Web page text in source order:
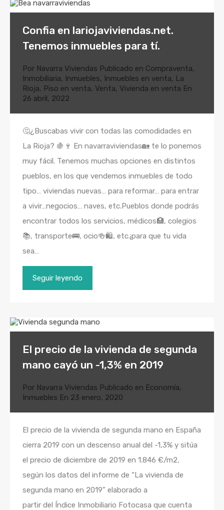
Confia en lariojaviviendas.net.
Tenemos inmuebles para tí.
Por Navarra Viviendas Publicado en Compraventa,
Inmobiliaria, Inmuebles, Inmuebles en venta, La
Rioja, Piso en venta, Venta, Vivienda en venta En
26 abril, 2022
🤔¿Buscabas vivir con todas las comodidades en
La Rioja? 🍇🍷 En navarraviviendas🏡 te lo ponemos
muy fácil. Tenemos muchas opciones en distintos
pueblos, en los que vendemos inmuebles de todo
tipo… viviendas nuevas… para reformar… para entrar
a vivir…negocios… naves, etc.Pueblos donde podrás
encontrar todos los servicios, médicos🏥, colegios
📚, transporte🚌, ocio🍻🛍, etc.¡para que tu vida
sea…
Seguir leyendo
El precio de la vivienda de segunda
mano cayó un -1,3% en 2019
Por Navarra Viviendas Publicado en Economía,
Inmuebles En 23 enero, 2020
El precio de la vivienda de segunda mano en España
cierra 2019 con un descenso anual del -1,3% y sitúa
el precio de diciembre de 2019 en 1.846 €/m2,
según los datos del informe de “La vivienda de
segunda mano en 2019” elaborado a
partir del Índice Inmobiliario Fotocasa que cuenta